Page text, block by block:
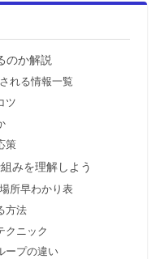
のか解説
れる情報一覧
ツ
策
みを理解しよう
所早わかり表
方法
クニック
ープの違い